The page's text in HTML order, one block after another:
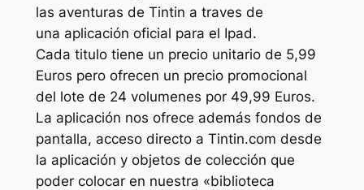
las aventuras de Tintin a traves de
una aplicación oficial para el Ipad.
Cada titulo tiene un precio unitario de 5,99
Euros pero ofrecen un precio promocional
del lote de 24 volumenes por 49,99 Euros.
La aplicación nos ofrece además fondos de
pantalla, acceso directo a Tintin.com desde
la aplicación y objetos de colección que
poder colocar en nuestra «biblioteca